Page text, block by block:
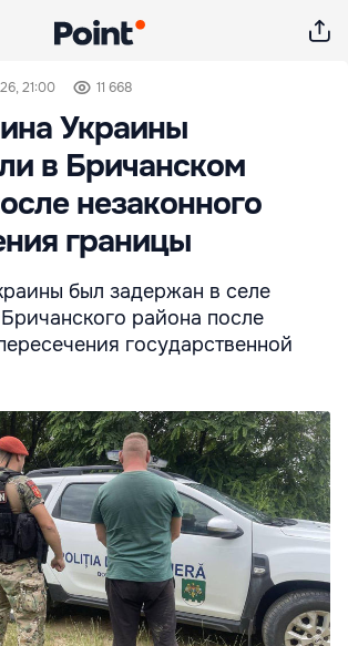
21:00 11 668
Украины
в Бричанском
незаконного
границы
был задержан в селе
района после
государственной